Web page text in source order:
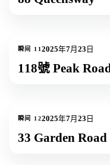
瞬间 112025年7月23日
118號 Peak Road
瞬间 122025年7月23日
33 Garden Road